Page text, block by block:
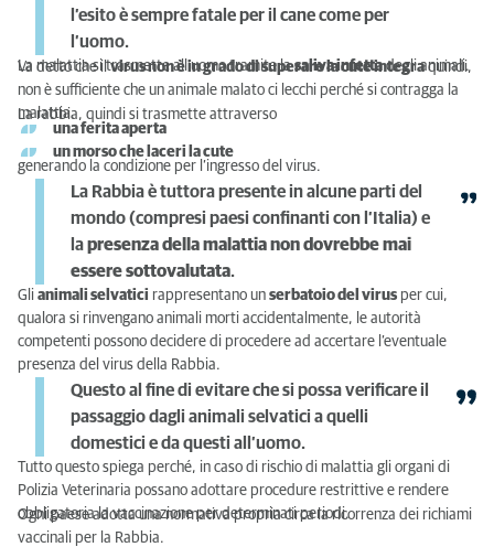
l’esito è sempre fatale per il cane come per
l’uomo.
La malattia si trasmette all’uomo tramite lasaliva infettadegli animali.
Va detto che ilvirus non è in grado di superare la cute integraquindi,
non è sufficiente che un animale malato ci lecchi perché si contragga la
malattia.
La rabbia, quindi si trasmette attraverso
una ferita aperta
un morso che laceri la cute
generando la condizione per l’ingresso del virus.
La Rabbia è tuttora presente in alcune parti del
mondo (compresi paesi confinanti con l’Italia) e
lapresenza della malattia non dovrebbe mai
essere sottovalutata.
Gli animali selvatici rappresentano un serbatoio del virus per cui,
qualora si rinvengano animali morti accidentalmente, le autorità
competenti possono decidere di procedere ad accertare l’eventuale
presenza del virus della Rabbia.
Questo al fine di evitare che si possa verificare il
passaggio dagli animali selvatici a quelli
domestici e da questi all’uomo.
Tutto questo spiega perché, in caso di rischio di malattia gli organi di
Polizia Veterinaria possano adottare procedure restrittive e rendere
obbligatoria la vaccinazione per determinati periodi.
Ogni paese adotta una normativa propria circa la ricorrenza dei richiami
vaccinali per la Rabbia.